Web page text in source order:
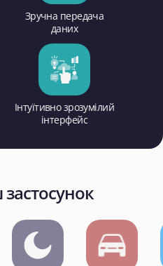
Зручна передача
даних
Інтуїтивно зрозумілий
інтерфейс